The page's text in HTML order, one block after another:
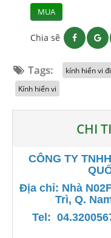
MUA
Chia sẽ
Tags: kính hiển vi
Kính hiển vi
CHI
CÔNG TY
Địa chỉ: Nhà
Trì, Q.
Tel: